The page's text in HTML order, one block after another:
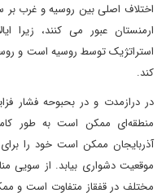
اختلاف اصلی بین روسیه و غرب
ارمنستان عبور می کنند، زیرا
استراتژیک توسط روسیه است و
کند.
در درازمدت و در بحبوحه فشار
منطقه‌ای ممکن است به طور
آذربایجان ممکن است خود را
موقعیت دشواری بیابد. از سویی
مختلف در قفقاز متفاوت است و